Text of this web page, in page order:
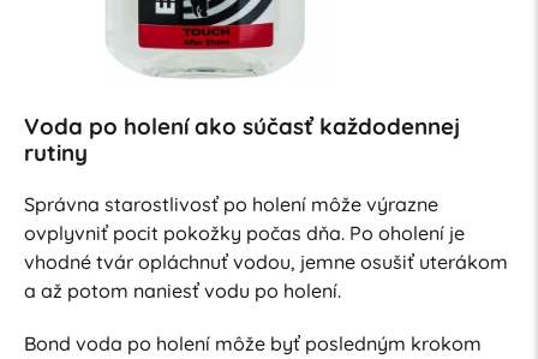
Voda po holení ako súčasť každodennej
rutiny
Správna starostlivosť po holení môže výrazne
ovplyvniť pocit pokožky počas dňa. Po oholení je
vhodné tvár opláchnuť vodou, jemne osušiť uterákom
a až potom naniesť vodu po holení.
Bond voda po holení môže byť posledným krokom